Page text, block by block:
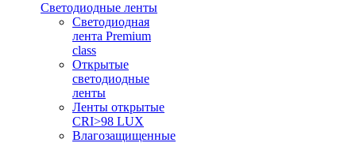
Светодиодные ленты
Светодиодная
лента Premium
class
Открытые
светодиодные
ленты
Ленты открытые
CRI>98 LUX
Влагозащищенные